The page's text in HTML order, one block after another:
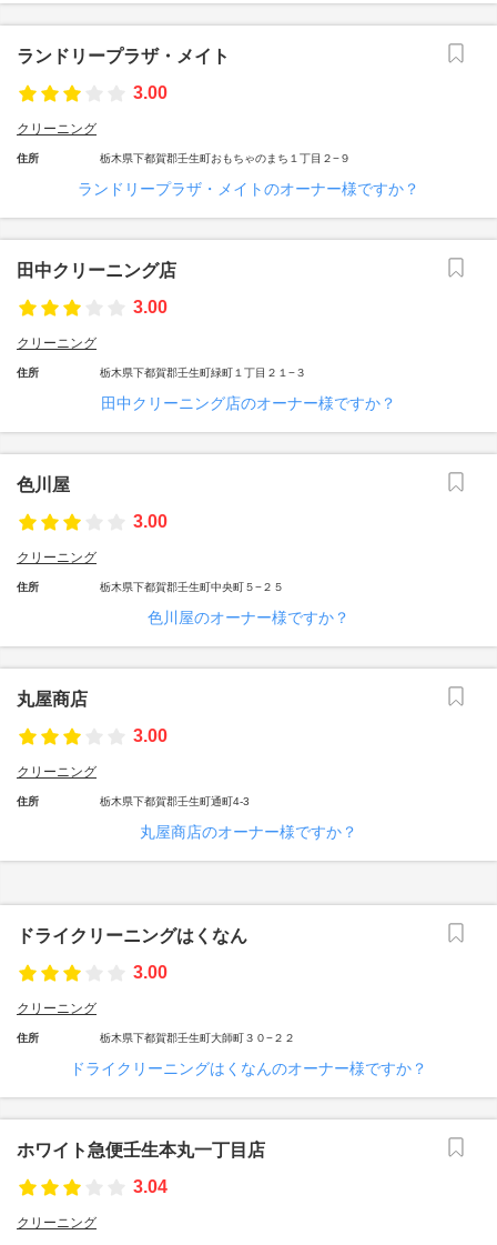
ランドリープラザ・メイト
3.00
クリーニング
住所 栃木県下都賀郡壬生町おもちゃのまち１丁目２−９
ランドリープラザ・メイトのオーナー様ですか？
田中クリーニング店
3.00
クリーニング
住所 栃木県下都賀郡壬生町緑町１丁目２１−３
田中クリーニング店のオーナー様ですか？
色川屋
3.00
クリーニング
住所 栃木県下都賀郡壬生町中央町５−２５
色川屋のオーナー様ですか？
丸屋商店
3.00
クリーニング
住所 栃木県下都賀郡壬生町通町4-3
丸屋商店のオーナー様ですか？
ドライクリーニングはくなん
3.00
クリーニング
住所 栃木県下都賀郡壬生町大師町３０−２２
ドライクリーニングはくなんのオーナー様ですか？
ホワイト急便壬生本丸一丁目店
3.04
クリーニング